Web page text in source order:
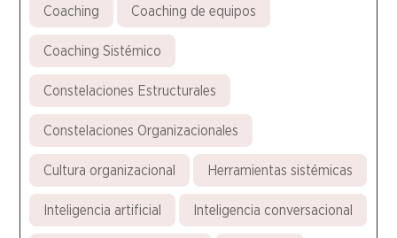
Coaching Coaching de equipos
Coaching Sistémico
Constelaciones Estructurales
Constelaciones Organizacionales
Cultura organizacional Herramientas sistémicas
Inteligencia artificial Inteligencia conversacional